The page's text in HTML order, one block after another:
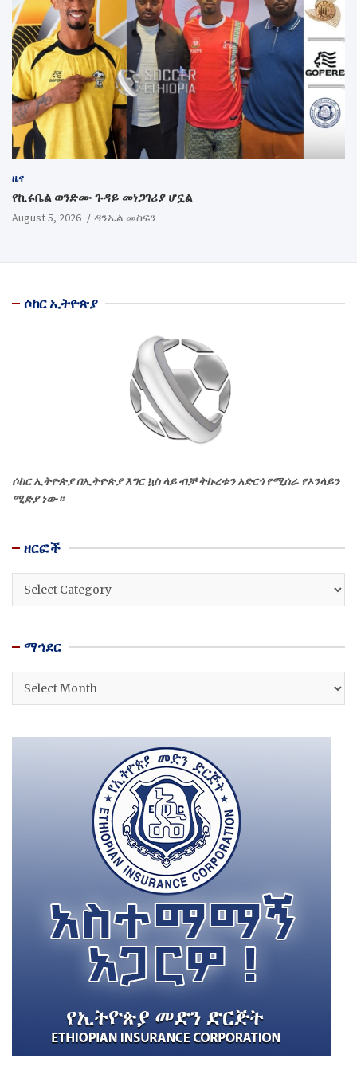
ዜና
የኪሩቤል ወንድሙ ጉዳይ መነጋገሪያ ሆኗል
August 5, 2026 ዳንኤል መስፍን
ሶከር ኢትዮጵያ
ሶከር ኢትዮጵያ በኢትዮጵያ እግር ኳስ ላይ ብቻ ትኩረቱን አድርጎ የሚሰራ የኦንላይን
ሚድያ ነው።
ዘርፎች
ዘርፎች
ማኅደር
ማኅደር